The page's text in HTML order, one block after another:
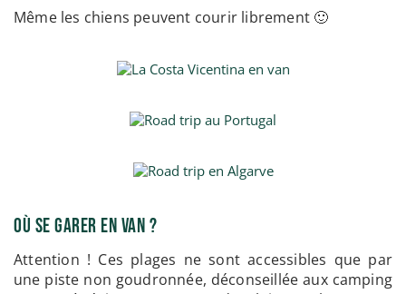
Même les chiens peuvent courir librement 🙂
Où se garer en van ?
Attention ! Ces plages ne sont accessibles que par
une piste non goudronnée, déconseillée aux camping